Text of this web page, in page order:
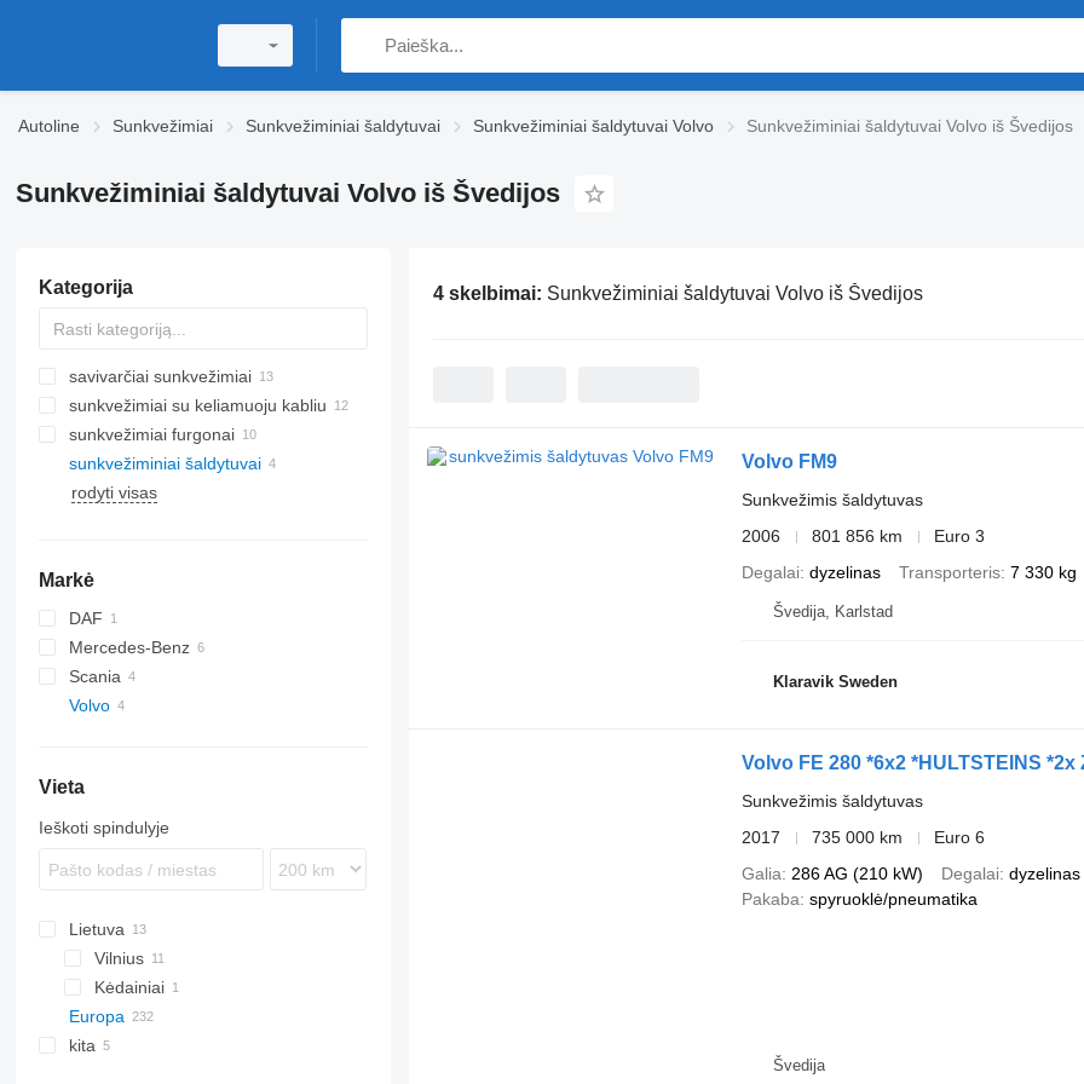
Autoline Sunkvežimiai Sunkvežiminiai šaldytuvai Sunkvežiminiai šaldytuvai Volvo Sunkvežiminiai šaldytuvai Volvo iš Švedijos
Sunkvežiminiai šaldytuvai Volvo iš Švedijos
Kategorija
savivarčiai sunkvežimiai
sunkvežimiai su keliamuoju kabliu
sunkvežimiai furgonai
sunkvežiminiai šaldytuvai
rodyti visas
Markė
DAF
XF
Mercedes-Benz
Actros
Atego
Scania
R-series
Volvo
FM9
Vieta
Ieškoti spindulyje
Lietuva
Vilnius
Kėdainiai
Europa
kita
4 skelbimai: Sunkvežiminiai šaldytuvai Volvo iš Švedijos
Volvo FM9
Sunkvežimis šaldytuvas
2006
801 856 km
Euro 3
Degalai dyzelinas Transporteris 7 330 kg
Švedija, Karlstad
Klaravik Sweden
Volvo FE 280 *6x2 *HULTSTEINS *2x
Sunkvežimis šaldytuvas
2017
735 000 km
Euro 6
Galia
286 AG (210 kW) Degalai dyzelinas
Pakaba spyruoklė/pneumatika
Švedija